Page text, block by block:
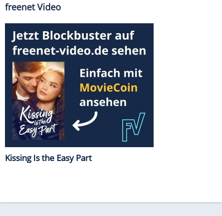
freenet Video
Kissing Is the Easy Part